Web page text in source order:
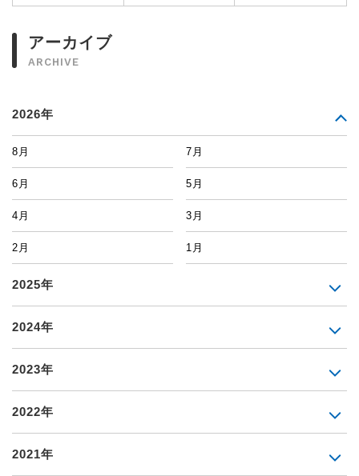
アーカイブ
ARCHIVE
2026年
8月 7月
6月 5月
4月 3月
2月 1月
2025年
2024年
2023年
2022年
2021年